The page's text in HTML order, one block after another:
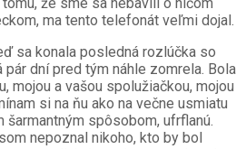
že sme sa nebavili o ničom
ma tento telefonát veľmi dojal.
sa konala posledná rozlúčka so
pár dní pred tým náhle zomrela. Bola
mojou a vašou spolužiačkou, mojou
si na ňu ako na večne usmiatu
šarmantným spôsobom, ufrflanú.
nepoznal nikoho, kto by bol